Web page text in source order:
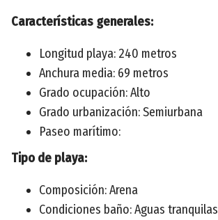
Características generales:
Longitud playa: 240 metros
Anchura media: 69 metros
Grado ocupación: Alto
Grado urbanización: Semiurbana
Paseo marítimo:
Tipo de playa:
Composición: Arena
Condiciones baño: Aguas tranquilas